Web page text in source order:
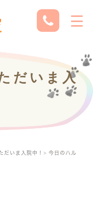
だいま入
だいま入院中！ 今日のハル